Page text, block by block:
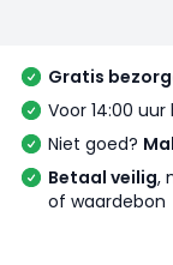
Gratis
Voor 14:00
Niet goed?
Betaal veilig,
of waardebon